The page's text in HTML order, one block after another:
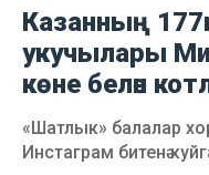
Казанның
укучылары
көне белән
«Шатлык» балалар
Инстаграм битенә